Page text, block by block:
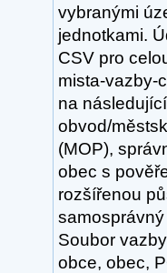
vybranými
jednotkami.
CSV pro
mista-vazby-
na
obvod/
(MOP),
obec s
rozšířenou
Soubor
obce, obec,